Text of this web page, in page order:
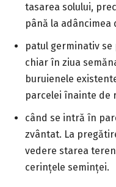
tasarea solului,
până la adâncimea
patul germinativ se
chiar în ziua
buruienele
parcelei înainte de
când se intră în
zvântat. La
vedere starea
cerinţele seminţei.